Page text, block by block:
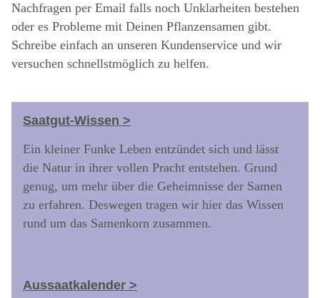
Nachfragen per Email falls noch Unklarheiten bestehen
oder es Probleme mit Deinen Pflanzensamen gibt.
Schreibe einfach an unseren Kundenservice und wir
versuchen schnellstmöglich zu helfen.
Saatgut-Wissen >
Ein kleiner Funke Leben entzündet sich und lässt
die Natur in ihrer vollen Pracht entstehen. Grund
genug, um mehr über die Geheimnisse der Samen
zu erfahren. Deswegen tragen wir hier das Wissen
rund um das Samenkorn zusammen.
Aussaatkalender >